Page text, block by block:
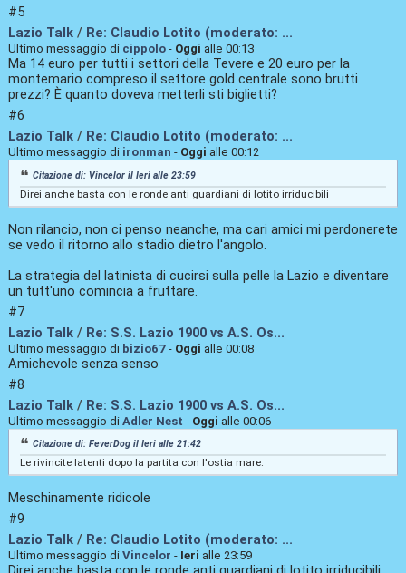
#5
Lazio Talk/ Re: Claudio Lotito (moderato: ...
Ultimo messaggio di cippolo - Oggi alle 00:13
Ma 14 euro per tutti i settori della Tevere e 20 euro per la
montemario compreso il settore gold centrale sono brutti
prezzi? È quanto doveva metterli sti biglietti?
#6
Lazio Talk/ Re: Claudio Lotito (moderato: ...
Ultimo messaggio di ironman - Oggi alle 00:12
Citazione di: Vincelor ilIeri alle 23:59
Direi anche basta con le ronde anti guardiani di lotito irriducibili
Non rilancio, non ci penso neanche, ma cari amici mi perdonerete
se vedo il ritorno allo stadio dietro l'angolo.
La strategia del latinista di cucirsi sulla pelle la Lazio e diventare
un tutt'uno comincia a fruttare.
#7
Lazio Talk/ Re: S.S. Lazio 1900 vs A.S. Os...
Ultimo messaggio di bizio67 - Oggi alle 00:08
Amichevole senza senso
#8
Lazio Talk/ Re: S.S. Lazio 1900 vs A.S. Os...
Ultimo messaggio di Adler Nest - Oggi alle 00:06
Citazione di: FeverDog ilIeri alle 21:42
Le rivincite latenti dopo la partita con l'ostia mare.
Meschinamente ridicole
#9
Lazio Talk/ Re: Claudio Lotito (moderato: ...
Ultimo messaggio di Vincelor - Ieri alle 23:59